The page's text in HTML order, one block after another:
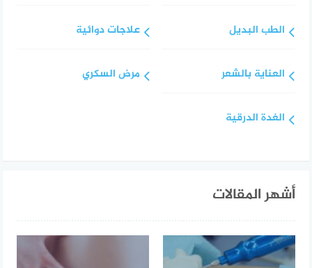
الطب البديل
العناية بالشعر
الغدة الدرقية
علاجات دوائية
مرض السكري
أشهر المقالات